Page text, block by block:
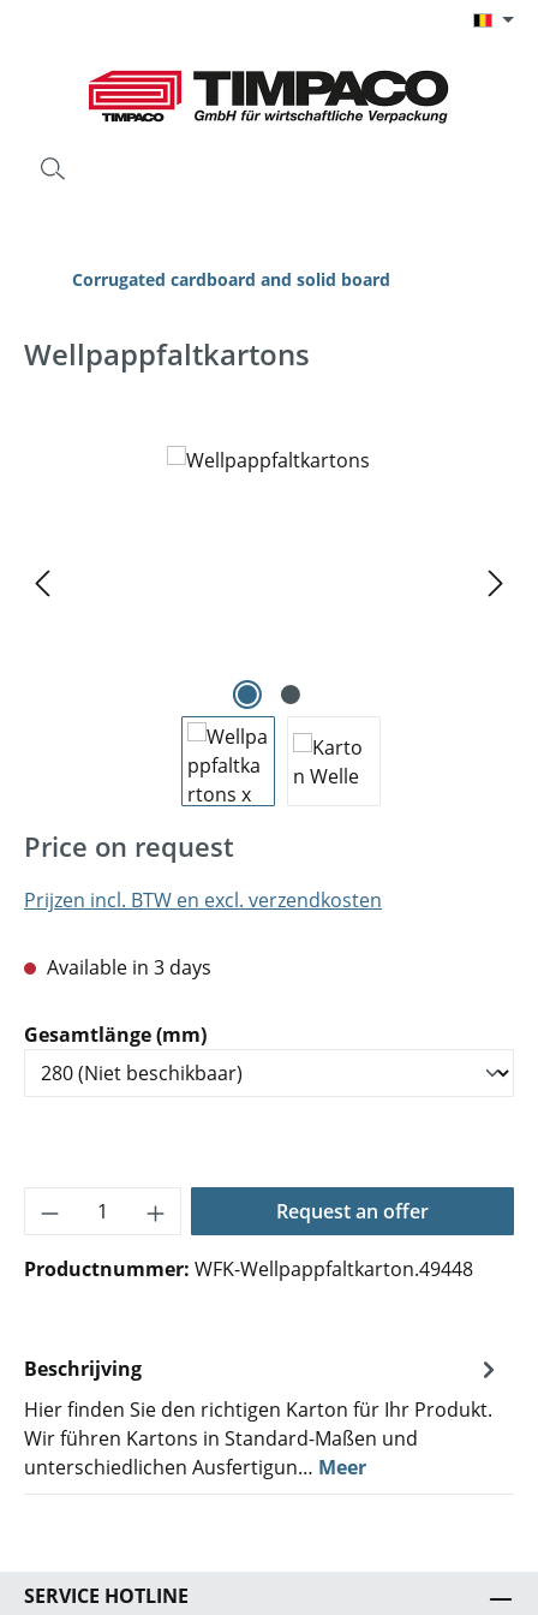
Corrugated cardboard and solid board
Wellpappfaltkartons
Afbeeldingengalerij overslaan
Price on request
Prijzen incl. BTW en excl. verzendkosten
Available in 3 days
Selecteer
Gesamtlänge (mm)
Producthoeveelheid: Voer de gewenste
Request an offer
Productnummer: WFK-Wellpappfaltkarton.49448
Beschrijving
Hier finden Sie den richtigen Karton für Ihr Produkt.
Wir führen Kartons in Standard-Maßen und
unterschiedlichen Ausfertigun… Meer
SERVICE HOTLINE